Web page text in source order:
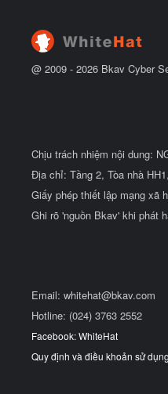
@ 2009 - 2026 Bkav Cyber
Chịu trách nhiệm nội dung:
Địa chỉ: Tầng 2, Tòa nhà
Giấy phép thiết lập mạng xã
Ghi rõ 'nguồn Bkav' khi phát
Email: whitehat@bkav.com
Hotline: (024) 3763 2552
Facebook: WhiteHat
Quy định và điều khoản sử dụng